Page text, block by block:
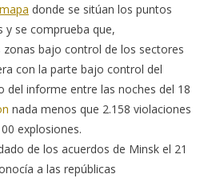
donde se sitúan los puntos
y se comprueba que,
bajo control de los sectores
con la parte bajo control del
del informe entre las noches del 18
nada menos que 2.158 violaciones
explosiones.
de los acuerdos de Minsk el 21
a las repúblicas